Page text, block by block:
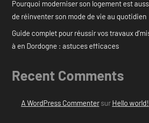
Pourquoi moderniser son logement est
de réinventer son mode de vie au quotidien
Guide complet pour réussir vos travaux
à en Dordogne : astuces efficaces
Recent Comments
A WordPress Commentersur Hello world!